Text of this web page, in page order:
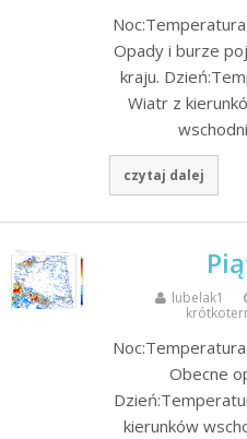
Opady i burze
kraju.
Wiatr z
czytaj dalej
lubelak1
Obecne
kierunków